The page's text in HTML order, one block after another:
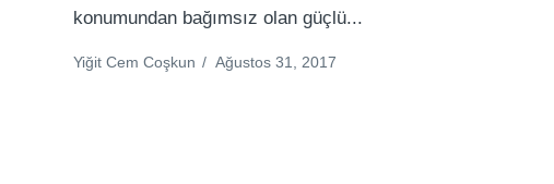
konumundan bağımsız olan güçlü...
Yiğit Cem Coşkun / Ağustos 31, 2017